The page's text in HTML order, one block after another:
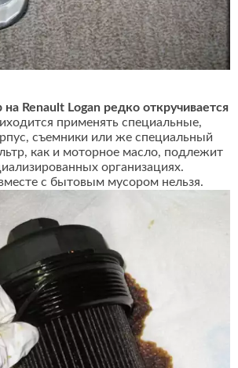
Renault Logan редко откручивается
применять специальные,
съемники или же специальный
как и моторное масло, подлежит
организациях.
с бытовым мусором нельзя.